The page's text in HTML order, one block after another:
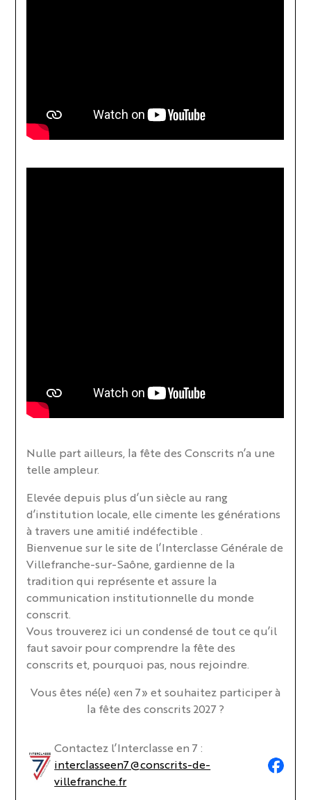
Nulle part ailleurs, la fête des Conscrits n’a une
telle ampleur.
Elevée depuis plus d’un siècle au rang
d’institution locale, elle cimente les générations
à travers une amitié indéfectible .
Bienvenue sur le site de l’Interclasse Générale de
Villefranche-sur-Saône, gardienne de la
tradition qui représente et assure la
communication institutionnelle du monde
conscrit.
Vous trouverez ici un condensé de tout ce qu’il
faut savoir pour comprendre la fête des
conscrits et, pourquoi pas, nous rejoindre.
Vous êtes né(e) «en 7» et souhaitez participer à
la fête des conscrits 2027 ?
Contactez l’Interclasse en 7 :
interclasseen7@conscrits-de-
villefranche.fr